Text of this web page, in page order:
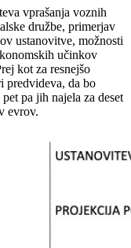
vprašanja voznih
družbe, primerjav
ustanovitve, možnosti
učinkov
kot za resnejšo
predvideva, da bo
pa jih najela za deset
evrov.